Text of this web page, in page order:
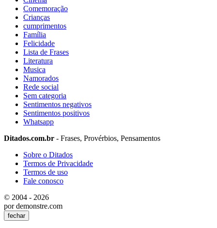
Comemoração
Crianças
cumprimentos
Família
Felicidade
Lista de Frases
Literatura
Musica
Namorados
Rede social
Sem categoria
Sentimentos negativos
Sentimentos positivos
Whatsapp
Ditados.com.br - Frases, Provérbios, Pensamentos
Sobre o Ditados
Termos de Privacidade
Termos de uso
Fale conosco
© 2004 - 2026
por demonstre.com
fechar